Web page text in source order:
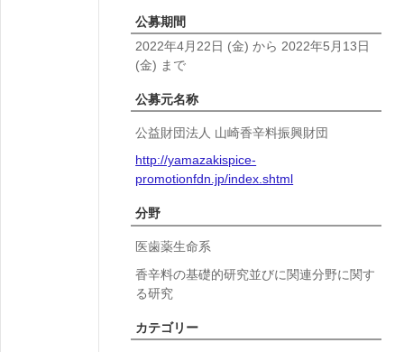
公募期間
2022年4月22日 (金) から 2022年5月13日
(金) まで
公募元名称
公益財団法人 山崎香辛料振興財団
http://yamazakispice-
promotionfdn.jp/index.shtml
分野
医歯薬生命系
香辛料の基礎的研究並びに関連分野に関す
る研究
カテゴリー